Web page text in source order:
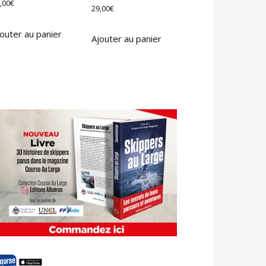
€
au panier
29,00€
Ajouter au panier